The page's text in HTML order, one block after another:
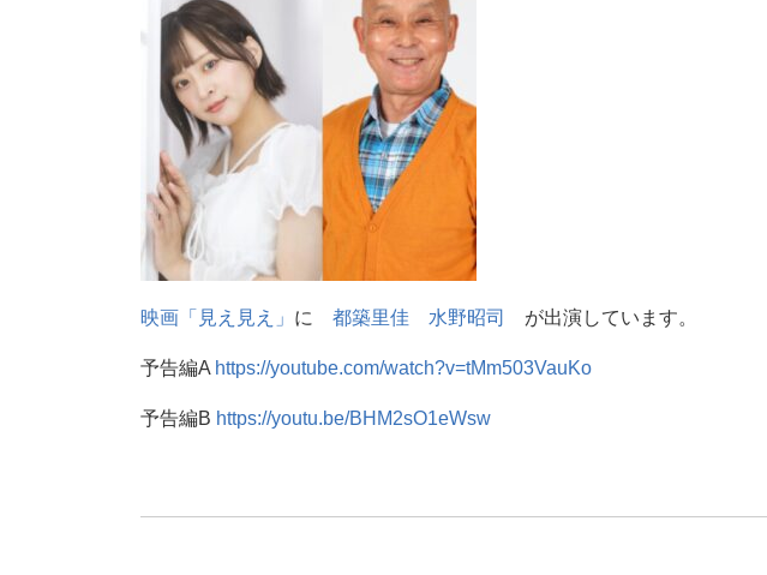
映画「見え見え」 に 都築里佳 水野昭司 が出演しています。
予告編A https://youtube.com/watch?v=tMm503VauKo
予告編B https://youtu.be/BHM2sO1eWsw